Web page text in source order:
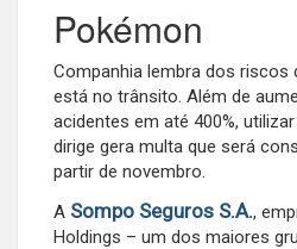
Pokémon
Companhia lembra dos riscos
está no trânsito. Além de
acidentes em até 400%,
dirige gera multa que será
partir de novembro.
A Sompo Seguros S.A.,
Holdings – um dos maiores